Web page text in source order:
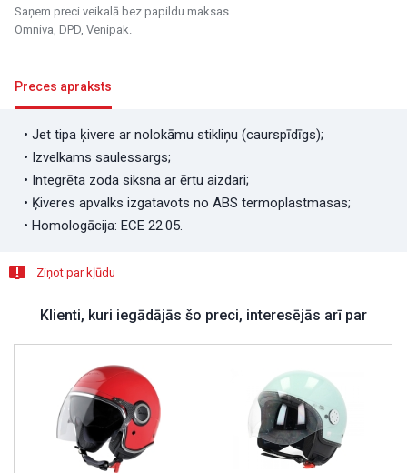
Saņem preci veikalā bez papildu maksas.
Omniva, DPD, Venipak.
Preces apraksts
• Jet tipa ķivere ar nolokāmu stikliņu (caurspīdīgs);
• Izvelkams saulessargs;
• Integrēta zoda siksna ar ērtu aizdari;
• Ķiveres apvalks izgatavots no ABS termoplastmasas;
• Homologācija: ECE 22.05.
Ziņot par kļūdu
Klienti, kuri iegādājās šo preci, interesējās arī par